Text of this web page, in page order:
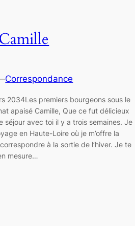
Correspondance
2034Les premiers bourgeons sous le
apaisé Camille, Que ce fut délicieux
séjour avec toi il y a trois semaines. Je
en Haute-Loire où je m’offre la
à la sortie de l’hiver. Je te
mesure…